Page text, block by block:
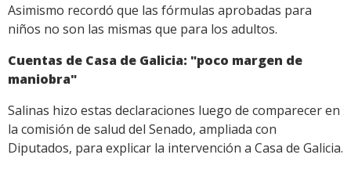
Asimismo recordó que las fórmulas aprobadas para
niños no son las mismas que para los adultos.
Cuentas de Casa de Galicia: "poco margen de
maniobra"
Salinas hizo estas declaraciones luego de comparecer en
la comisión de salud del Senado, ampliada con
Diputados, para explicar la intervención a Casa de Galicia.